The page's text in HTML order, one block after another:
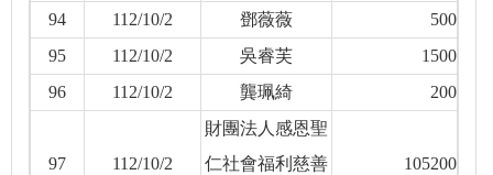
94
112/10/2 鄧薇薇
500
95
112/10/2 吳睿芙
1500
96
112/10/2 龔珮綺 200
97 112/10/2
財團法人感恩聖
仁社會福利慈善
105200